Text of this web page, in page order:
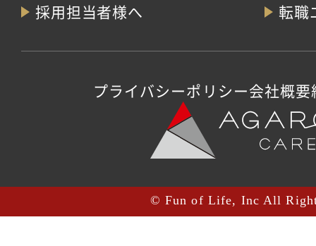
採用担当者様へ 転職
プライバシーポリシー会社概要
© Fun of Life, Inc All Right